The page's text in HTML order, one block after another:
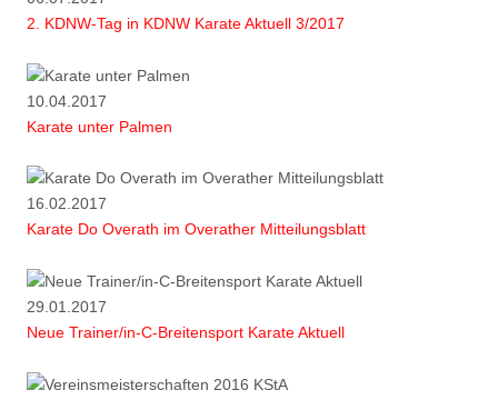
2. KDNW-Tag in KDNW Karate Aktuell 3/2017
10.04.2017
Karate unter Palmen
16.02.2017
Karate Do Overath im Overather Mitteilungsblatt
29.01.2017
Neue Trainer/in-C-Breitensport Karate Aktuell